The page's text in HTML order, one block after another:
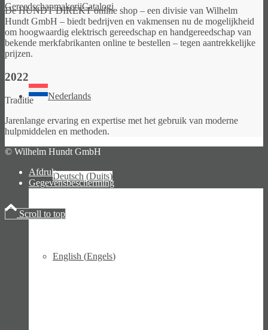
GereedschapmakerijCatalogi
Nederlands
Deutsch (Duits)
English (Engels)
De HUNDT DIREKT online shop – een divisie van Wilhelm
Hundt GmbH – biedt bedrijven en vakmensen nu de mogelijkheid
om hoogwaardig elektrisch gereedschap en handgereedschap van
bekende merkfabrikanten online te bestellen – tegen aantrekkelijke
prijzen.
2022
Traditie
Jarenlange ervaring en expertise met het gebruik van moderne
hulpmiddelen en methoden.
© Wilhelm Hundt GmbH
Afdruk
Gegevensbescherming
Scroll to top